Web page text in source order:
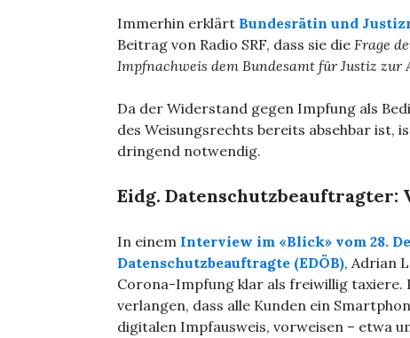
Immerhin erklärt Bundesrätin und
Beitrag von Radio SRF, dass sie die Frage
Impfnachweis dem Bundesamt für Justiz zur
Da der Widerstand gegen Impfung als
des Weisungsrechts bereits absehbar ist,
dringend notwendig.
Eidg. Datenschutzbeauftragter:
In einem Interview im «Blick» vom 28.
Datenschutzbeauftragte (EDÖB), Adrian
Corona-Impfung klar als freiwillig
verlangen, dass alle Kunden ein
digitalen Impfausweis, vorweisen – etwa